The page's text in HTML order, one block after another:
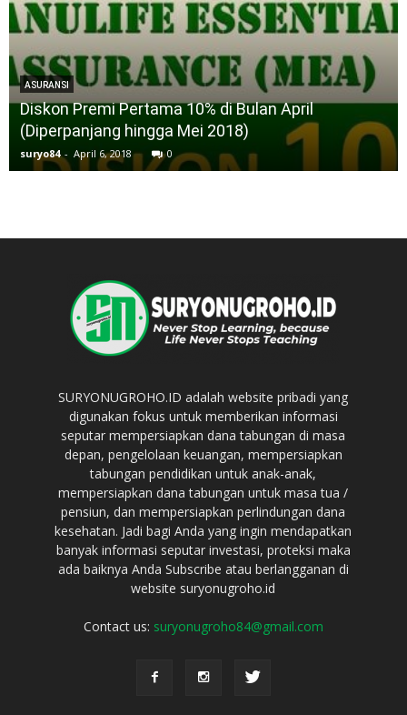
ASURANSI
Diskon Premi Pertama 10% di Bulan April
(Diperpanjang hingga Mei 2018)
suryo84 - April 6, 2018 0
SURYONUGROHO.ID adalah website pribadi yang
digunakan fokus untuk memberikan informasi
seputar mempersiapkan dana tabungan di masa
depan, pengelolaan keuangan, mempersiapkan
tabungan pendidikan untuk anak-anak,
mempersiapkan dana tabungan untuk masa tua /
pensiun, dan mempersiapkan perlindungan dana
kesehatan. Jadi bagi Anda yang ingin mendapatkan
banyak informasi seputar investasi, proteksi maka
ada baiknya Anda Subscribe atau berlangganan di
website suryonugroho.id
Contact us: suryonugroho84@gmail.com